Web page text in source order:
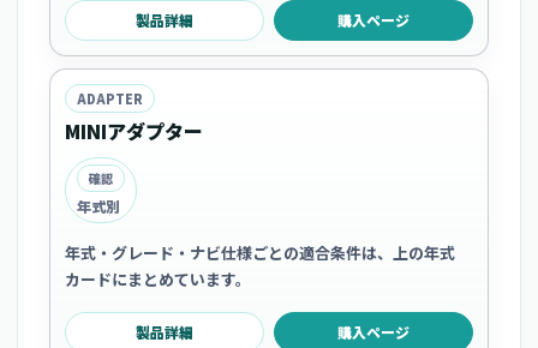
製品詳細 購入ページ
ADAPTER
MINIアダプター
確認
年式別
年式・グレード・ナビ仕様ごとの適合条件は、上の年式
カードにまとめています。
製品詳細 購入ページ